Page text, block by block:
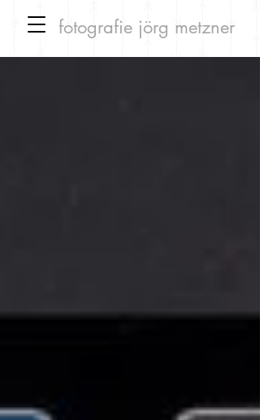
fotografie jörg metzner